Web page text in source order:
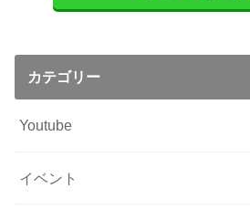
カテゴリー
Youtube
イベント